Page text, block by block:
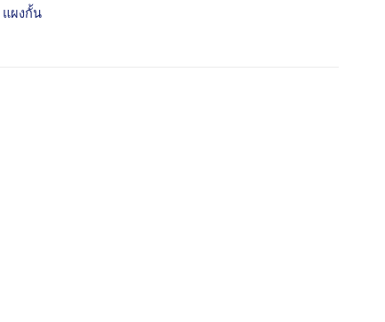
แผงกั้น